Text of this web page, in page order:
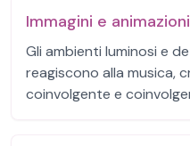
Immagini e
Gli ambienti luminosi e
reagiscono alla musica,
coinvolgente e